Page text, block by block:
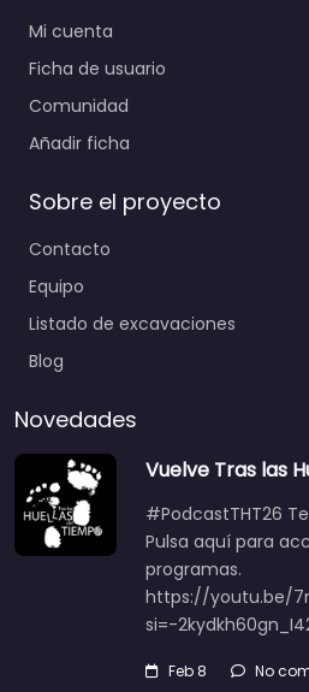
Mi cuenta
Ficha de usuario
Comunidad
Añadir ficha
Sobre el proyecto
Contacto
Equipo
Listado de excavaciones
Blog
Novedades
Vuelve Tras las
#PodcastTHT26
Pulsa aquí para
programas.
https://youtu.be/
si=-
Feb 8 No